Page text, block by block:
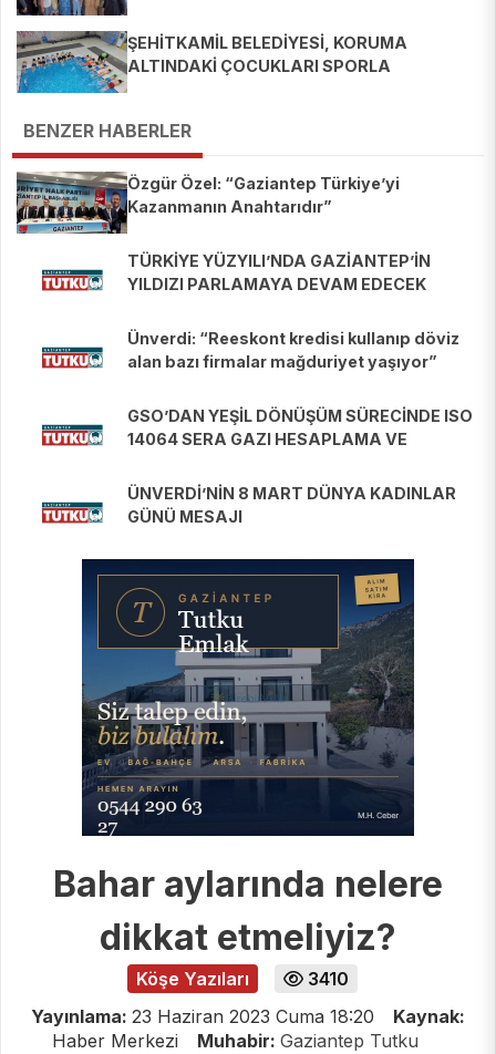
ŞEHİTKAMİL BELEDİYESİ, KORUMA
ALTINDAKİ ÇOCUKLARI SPORLA
BENZER HABERLER
Özgür Özel: “Gaziantep Türkiye’yi
Kazanmanın Anahtarıdır”
TÜRKİYE YÜZYILI’NDA GAZİANTEP’İN
YILDIZI PARLAMAYA DEVAM EDECEK
Ünverdi: “Reeskont kredisi kullanıp döviz
alan bazı firmalar mağduriyet yaşıyor”
GSO’DAN YEŞİL DÖNÜŞÜM SÜRECİNDE ISO
14064 SERA GAZI HESAPLAMA VE
ÜNVERDİ’NİN 8 MART DÜNYA KADINLAR
GÜNÜ MESAJI
Bahar aylarında nelere
dikkat etmeliyiz?
Köşe Yazıları
3410
Yayınlama: 23 Haziran 2023 Cuma 18:20
Kaynak:
Haber Merkezi
Muhabir: Gaziantep Tutku